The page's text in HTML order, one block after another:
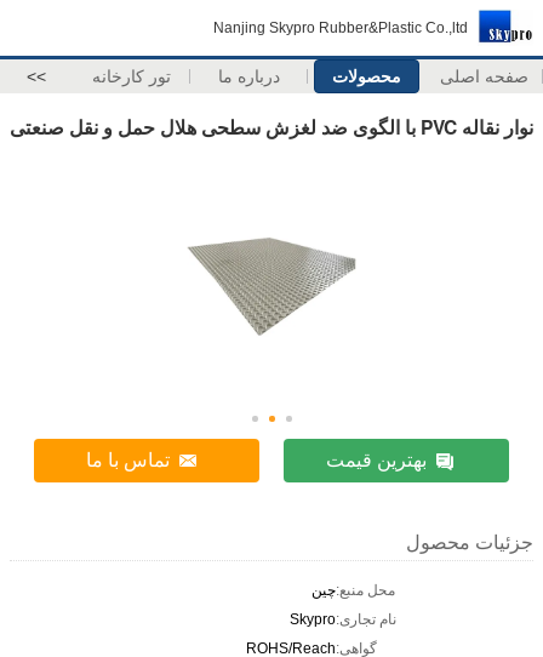
Nanjing Skypro Rubber&Plastic Co.,ltd
صفحه اصلی محصولات درباره ما تور کارخانه >>
نوار نقاله PVC با الگوی ضد لغزش سطحی هلال حمل و نقل صنعتی
بهترین قیمت تماس با ما
جزئیات محصول
محل منبع:چین
نام تجاری:Skypro
گواهی:ROHS/Reach